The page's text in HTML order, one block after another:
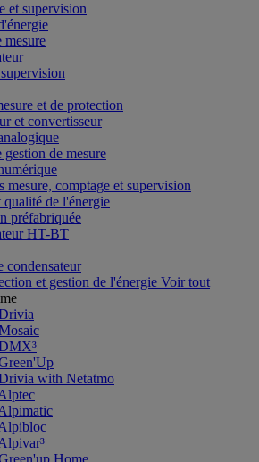
et supervision
mesure
et de protection
et convertisseur
gestion de mesure
mesure, comptage et supervision
de l'énergie
préfabriquée
HT-BT
condensateur
et gestion de l'énergie Voir tout
with Netatmo
Home